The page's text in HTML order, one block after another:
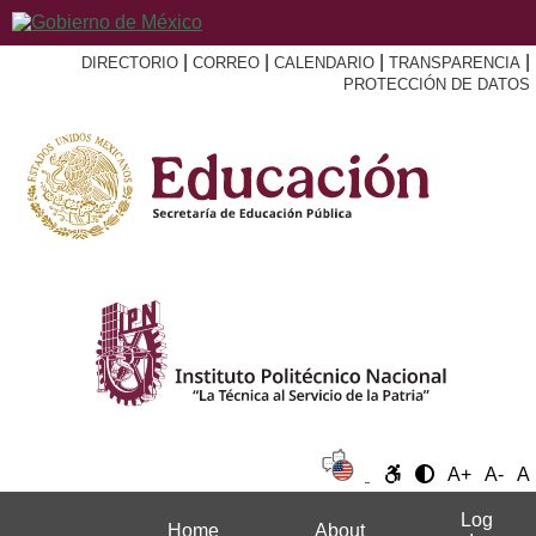
DIRECTORIO CORREO CALENDARIO TRANSPARENCIA
PROTECCIÓN DE DATOS
A+ A- A
Home About
Log